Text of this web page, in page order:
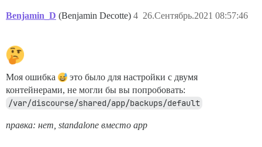
Benjamin_D (Benjamin Decotte) 26.Сентябрь.2021 08:57:46
4
Моя ошибка
это было для настройки с двумя
контейнерами, не могли бы вы попробовать:
/var/discourse/shared/app/backups/default
правка: нет, standalone вместо app